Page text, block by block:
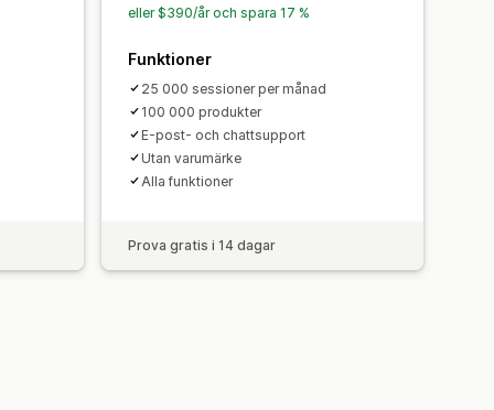
eller $390/år och spara 17 %
Funktioner
25 000 sessioner per månad
100 000 produkter
E-post- och chattsupport
Utan varumärke
Alla funktioner
Prova gratis i 14 dagar